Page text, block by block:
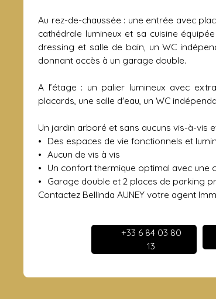
Au rez-de-chaussée : une entrée avec
cathédrale lumineux et sa cuisine
dressing et salle de bain, un WC
donnant accès à un garage double.
A l’étage : un palier lumineux avec
placards, une salle d'eau, un WC
Un jardin arboré et sans aucuns vis-à-vis
Des espaces de vie fonctionnels et
Aucun de vis à vis
Un confort thermique optimal avec une
Garage double et 2 places de parking
Contactez Bellinda AUNEY votre agent
+33 6 84 03 80
13